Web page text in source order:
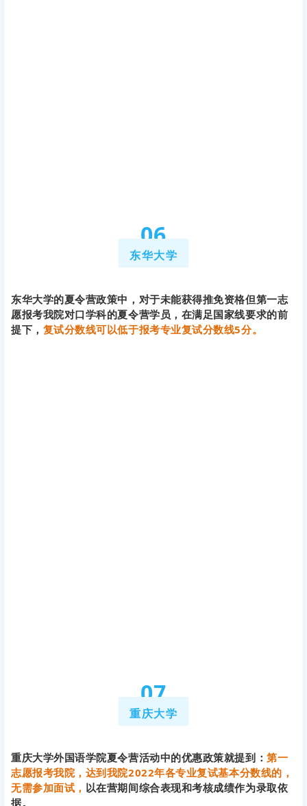
06
东华大学
东华大学的夏令营政策中，对于未能获得推免资格但第一志
愿报考我院对口学科的夏令营学员，在满足国家线要求的前
提下， 复试分数线可以低于报考专业复试分数线5分。
07
重庆大学
重庆大学外国语学院夏令营活动中的优惠政策就提到：第一
志愿报考我院，达到我院2022年各专业复试基本分数线的，
无需参加面试， 以在营期间综合表现和考核成绩作为录取依
据。